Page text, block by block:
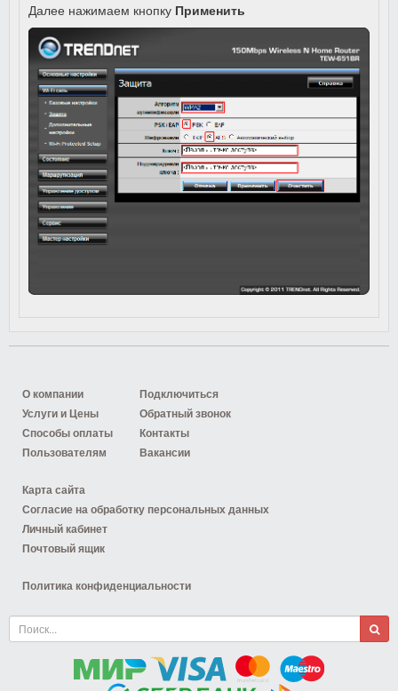
Далее нажимаем кнопку Применить
О компании
Услуги и Цены
Способы оплаты
Пользователям
Подключиться
Обратный звонок
Контакты
Вакансии
Карта сайта
Согласие на обработку персональных данных
Личный кабинет
Почтовый ящик
Политика конфиденциальности